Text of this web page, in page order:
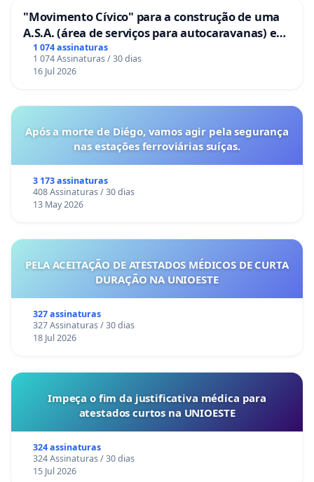
"Movimento Cívico" para a construção de uma
A.S.A. (área de serviços para autocaravanas) em
Coimbra
1 074 assinaturas
1 074 Assinaturas / 30 dias
16 Jul 2026
Após a morte de Diégo, vamos agir pela segurança
nas estações ferroviárias suíças.
3 173 assinaturas
408 Assinaturas / 30 dias
13 May 2026
PELA ACEITAÇÃO DE ATESTADOS MÉDICOS DE CURTA
DURAÇÃO NA UNIOESTE
327 assinaturas
327 Assinaturas / 30 dias
18 Jul 2026
Impeça o fim da justificativa médica para
atestados curtos na UNIOESTE
324 assinaturas
324 Assinaturas / 30 dias
15 Jul 2026